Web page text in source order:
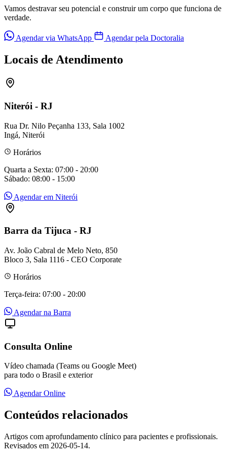
Vamos destravar seu potencial e construir um corpo que funciona de
verdade.
Agendar via WhatsApp Agendar pela Doctoralia
Locais de Atendimento
Niterói - RJ
Rua Dr. Nilo Peçanha 133, Sala 1002
Ingá, Niterói
Horários
Quarta a Sexta: 07:00 - 20:00
Sábado: 08:00 - 15:00
Agendar em Niterói
Barra da Tijuca - RJ
Av. João Cabral de Melo Neto, 850
Bloco 3, Sala 1116 - CEO Corporate
Horários
Terça-feira: 07:00 - 20:00
Agendar na Barra
Consulta Online
Vídeo chamada (Teams ou Google Meet)
para todo o Brasil e exterior
Agendar Online
Conteúdos relacionados
Artigos com aprofundamento clínico para pacientes e profissionais.
Revisados em 2026-05-14.